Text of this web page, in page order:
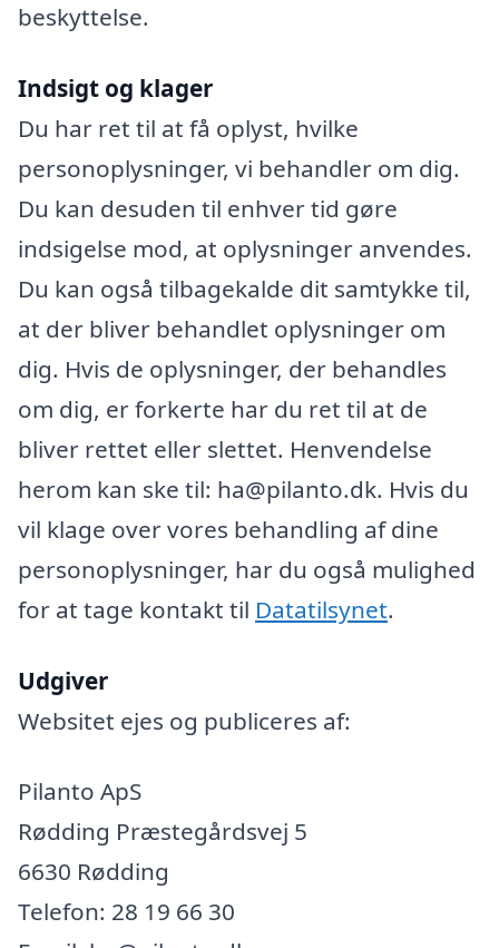
beskyttelse.
Indsigt og klager
Du har ret til at få oplyst, hvilke
personoplysninger, vi behandler om dig.
Du kan desuden til enhver tid gøre
indsigelse mod, at oplysninger anvendes.
Du kan også tilbagekalde dit samtykke til,
at der bliver behandlet oplysninger om
dig. Hvis de oplysninger, der behandles
om dig, er forkerte har du ret til at de
bliver rettet eller slettet. Henvendelse
herom kan ske til: ha@pilanto.dk. Hvis du
vil klage over vores behandling af dine
personoplysninger, har du også mulighed
for at tage kontakt til Datatilsynet.
Udgiver
Websitet ejes og publiceres af:
Pilanto ApS
Rødding Præstegårdsvej 5
6630 Rødding
Telefon: 28 19 66 30